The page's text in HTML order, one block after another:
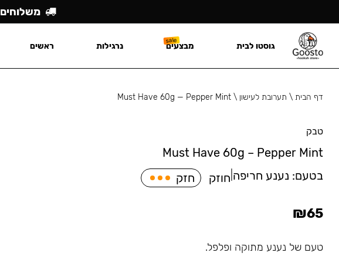
דף הבית\ תערובת לעישון \
Must Have 60g — Pepper Mint
טבק
Must Have 60g – Pepper Mint
בטעם: נענע חריפה חוזק חזק
₪65
טעם של נענע מתוקה ופלפל.
משלוחים
גוסטו לבית מבצעים נרגילות ראשים